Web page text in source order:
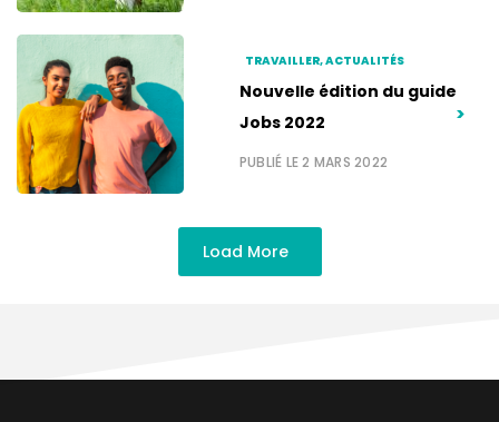
TRAVAILLER, ACTUALITÉS
Nouvelle édition du guide
Jobs 2022
PUBLIÉ LE 2 MARS 2022
>
Load More